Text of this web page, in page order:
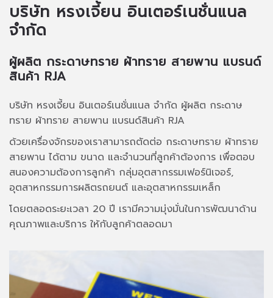
บริษัท หรงเจี้ยน อินเตอร์เนชั่นแนล
จำกัด
ผู้ผลิต กระดาษทราย ผ้าทราย สายพาน แบรนด์
สินค้า RJA
บริษัท หรงเจี้ยน อินเตอร์เนชั่นแนล จำกัด ผู้ผลิต กระดาษ
ทราย ผ้าทราย สายพาน แบรนด์สินค้า RJA
ด้วยเครื่องจักรของเราสามารถตัดต่อ กระดาษทราย ผ้าทราย
สายพาน ได้ตาม ขนาด และจำนวนที่ลูกค้าต้องการ เพื่อตอบ
สนองความต้องการลูกค้า กลุ่มอุตสากรรมเฟอร์นิเจอร์,
อุตสาหกรรมการผลิตรถยนต์ และอุตสาหกรรมเหล็ก
โดยตลอดระยะเวลา 20 ปี เรามีความมุ่งมั่นในการพัฒนาด้าน
คุณภาพและบริการ ให้กับลูกค้าตลอดมา